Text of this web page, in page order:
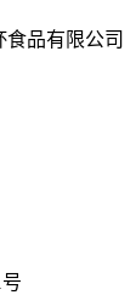
食品有限公司